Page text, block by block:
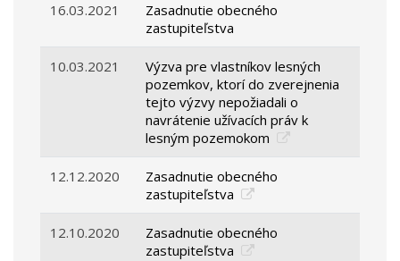
16.03.2021
Zasadnutie obecného
zastupiteľstva
10.03.2021
Výzva pre vlastníkov lesných
pozemkov, ktorí do zverejnenia
tejto výzvy nepožiadali o
navrátenie užívacích práv k
lesným pozemokom
12.12.2020
Zasadnutie obecného
zastupiteľstva
12.10.2020
Zasadnutie obecného
zastupiteľstva